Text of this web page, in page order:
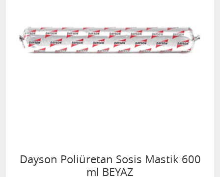
Dayson Poliüretan Sosis Mastik 600
ml BEYAZ